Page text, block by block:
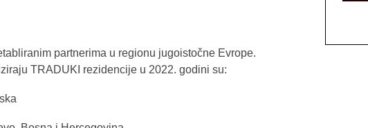
partnerima u regionu jugoistočne Evrope.
TRADUKI rezidencije u 2022. godini su: